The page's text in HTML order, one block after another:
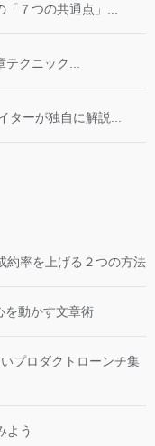
７つの共通点」...
クニック...
ターが独自に解説...
約率を上げる２つの方法
を動かす文章術
プロダクトローンチ集
よう